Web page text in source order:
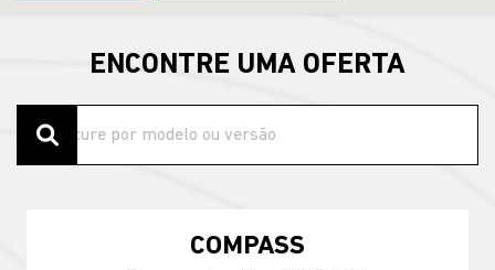
ENCONTRE UMA OFERTA
COMPASS